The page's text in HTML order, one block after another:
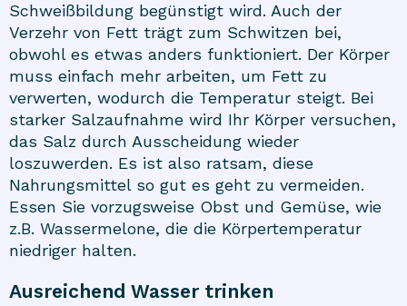
Schweißbildung begünstigt wird. Auch der
Verzehr von Fett trägt zum Schwitzen bei,
obwohl es etwas anders funktioniert. Der Körper
muss einfach mehr arbeiten, um Fett zu
verwerten, wodurch die Temperatur steigt. Bei
starker Salzaufnahme wird Ihr Körper versuchen,
das Salz durch Ausscheidung wieder
loszuwerden. Es ist also ratsam, diese
Nahrungsmittel so gut es geht zu vermeiden.
Essen Sie vorzugsweise Obst und Gemüse, wie
z.B. Wassermelone, die die Körpertemperatur
niedriger halten.
Ausreichend Wasser trinken